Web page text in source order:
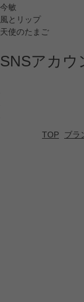
今敏
風とリップ
天使のたまご
SNSアカウ
TOP ブラ